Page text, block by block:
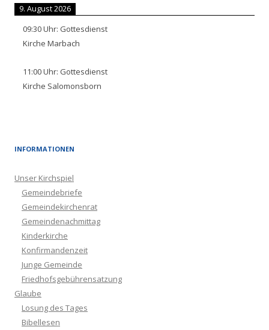
9. August 2026
09:30Uhr: Gottesdienst
Kirche Marbach
11:00Uhr: Gottesdienst
Kirche Salomonsborn
INFORMATIONEN
Unser Kirchspiel
Gemeindebriefe
Gemeindekirchenrat
Gemeindenachmittag
Kinderkirche
Konfirmandenzeit
Junge Gemeinde
Friedhofsgebührensatzung
Glaube
Losung des Tages
Bibellesen